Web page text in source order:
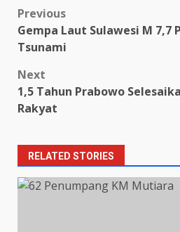
Post
navigation
Previous
Gempa Laut Sulawesi M 7,7
Tsunami
Next
1,5 Tahun Prabowo
Rakyat
RELATED STORIES